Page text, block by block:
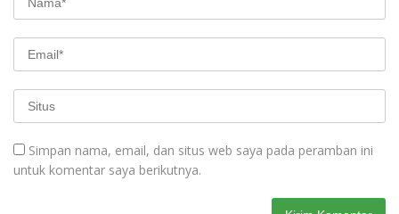
Simpan nama, email, dan situs web saya pada peramban ini
untuk komentar saya berikutnya.